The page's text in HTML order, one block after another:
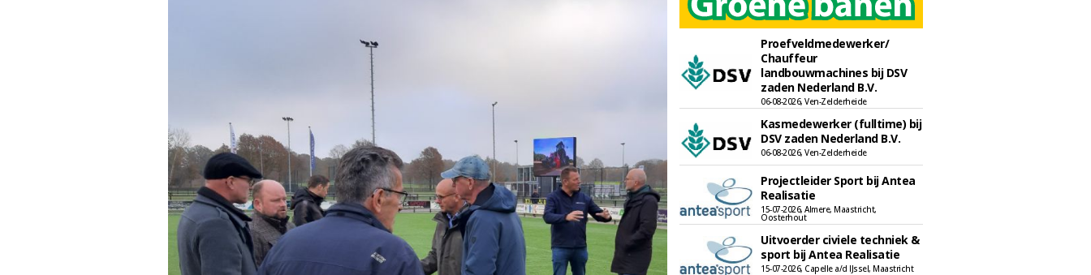
Proefveldmedewerker/
Chauffeur
landbouwmachines bij DSV
zaden Nederland B.V.
06-08-2026, Ven-Zelderheide
Kasmedewerker (fulltime) bij
DSV zaden Nederland B.V.
06-08-2026, Ven-Zelderheide
Projectleider Sport bij Antea
Realisatie
15-07-2026, Almere, Maastricht,
Oosterhout
Uitvoerder civiele techniek &
sport bij Antea Realisatie
15-07-2026, Capelle a/d IJssel, Maastricht